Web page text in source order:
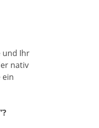
und Ihr
nativ
ein